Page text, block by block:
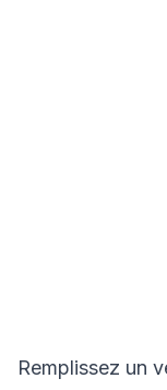
Remplissez un